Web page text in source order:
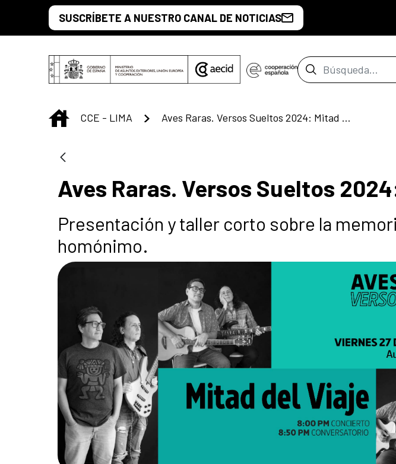
Saltar al contenido principal
SUSCRÍBETE A NUESTRO CANAL DE NOTICIAS
Barra de
INICIO
CCE - LIMA Aves Raras. Versos Sueltos 2024: Mitad del Viaje
Aves Raras. Versos Sueltos
Presentación y taller corto sobre la
homónimo.